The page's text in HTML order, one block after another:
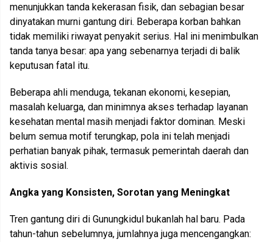
menunjukkan tanda kekerasan fisik, dan sebagian besar
dinyatakan murni gantung diri. Beberapa korban bahkan
tidak memiliki riwayat penyakit serius. Hal ini menimbulkan
tanda tanya besar: apa yang sebenarnya terjadi di balik
keputusan fatal itu.
Beberapa ahli menduga, tekanan ekonomi, kesepian,
masalah keluarga, dan minimnya akses terhadap layanan
kesehatan mental masih menjadi faktor dominan. Meski
belum semua motif terungkap, pola ini telah menjadi
perhatian banyak pihak, termasuk pemerintah daerah dan
aktivis sosial.
Angka yang Konsisten, Sorotan yang Meningkat
Tren gantung diri di Gunungkidul bukanlah hal baru. Pada
tahun-tahun sebelumnya, jumlahnya juga mencengangkan: